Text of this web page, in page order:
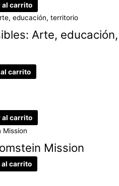
al carrito
Arte, educación,
carrito
al carrito
Mission
al carrito